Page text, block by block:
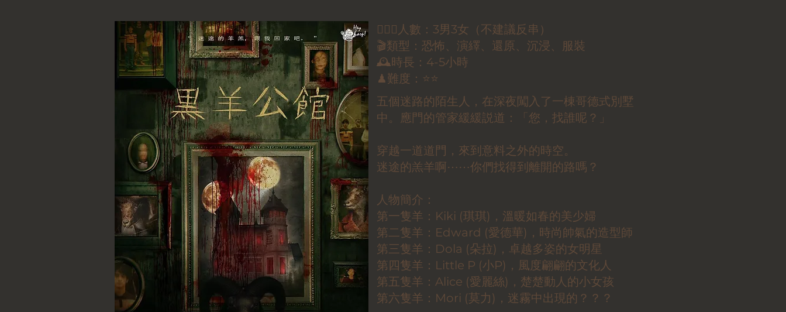
🕵🏻‍♀️人數：3男3女（不建議反串）
🎬類型：恐怖、演繹、還原、沉浸、服裝
🕰時長：4-5小時
♟難度：⭐⭐️
五個迷路的陌生人，在深夜闖入了一棟哥德式別墅
中。應門的管家緩緩説道：「您，找誰呢？」
穿越一道道門，來到意料之外的時空。
迷途的羔羊啊⋯⋯你們找得到離開的路嗎？
人物簡介：
第一隻羊：Kiki (琪琪)，溫暖如春的美少婦
第二隻羊：Edward (愛德華)，時尚帥氣的造型師
第三隻羊：Dola (朵拉)，卓越多姿的女明星
第四隻羊：Little P (小P)，風度翩翩的文化人
第五隻羊：Alice (愛麗絲)，楚楚動人的小女孩
第六隻羊：Mori (莫力)，迷霧中出現的？？？